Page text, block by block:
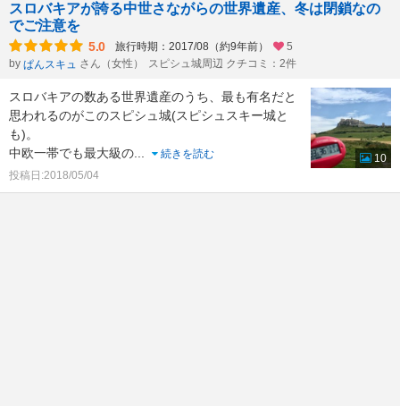
スロバキアが誇る中世さながらの世界遺産、冬は閉鎖なの
でご注意を
5.0 旅行時期：2017/08（約9年前）
5
by ぱんスキュ さん（女性） スピシュ城周辺 クチコミ：2件
スロバキアの数ある世界遺産のうち、最も有名だと
思われるのがこのスピシュ城(スピシュスキー城と
も)。
中欧一帯でも最大級の
続きを読む
投稿日:2018/05/04
10